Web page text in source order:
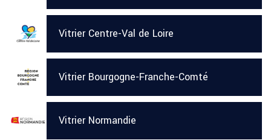
Vitrier Centre-Val de Loire
Vitrier Bourgogne-Franche-Comté
Vitrier Normandie